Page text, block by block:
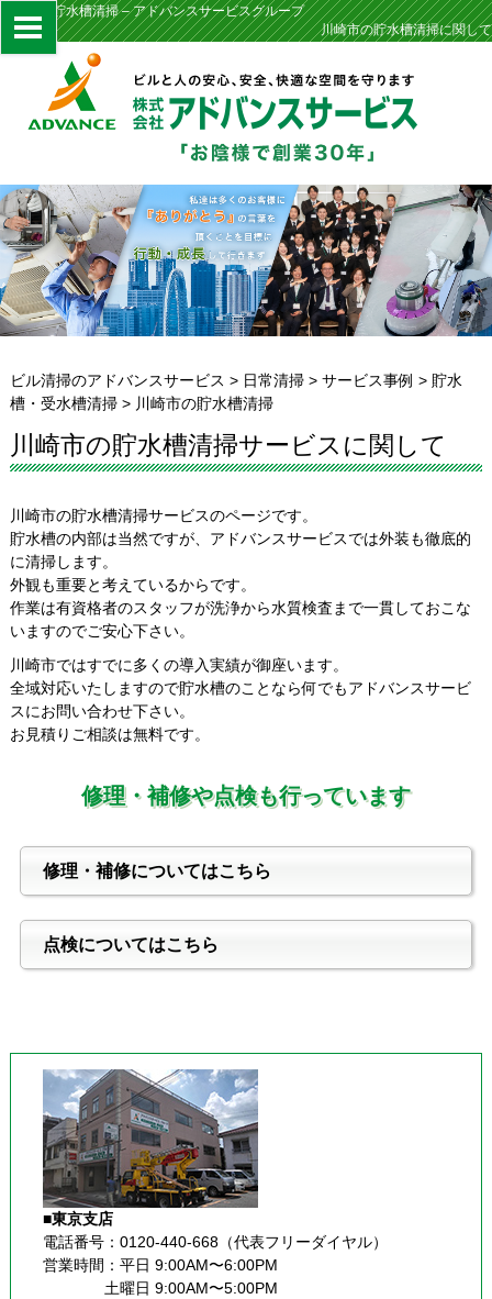
川崎市の貯水槽清掃 – アドバンスサービスグループ
川崎市の貯水槽清掃に関して
ビル清掃のアドバンスサービス > 日常清掃> サービス事例 > 貯水
槽・受水槽清掃> 川崎市の貯水槽清掃
川崎市の貯水槽清掃サービスに関して
川崎市の貯水槽清掃サービスのページです。
貯水槽の内部は当然ですが、アドバンスサービスでは外装も徹底的
に清掃します。
外観も重要と考えているからです。
作業は有資格者のスタッフが洗浄から水質検査まで一貫しておこな
いますのでご安心下さい。
川崎市ではすでに多くの導入実績が御座います。
全域対応いたしますので貯水槽のことなら何でもアドバンスサービ
スにお問い合わせ下さい。
お見積りご相談は無料です。
修理・補修や点検も行っています
修理・補修についてはこちら
点検についてはこちら
■東京支店
電話番号：0120-440-668（代表フリーダイヤル）
営業時間：平日 9:00AM〜6:00PM
              土曜日 9:00AM〜5:00PM